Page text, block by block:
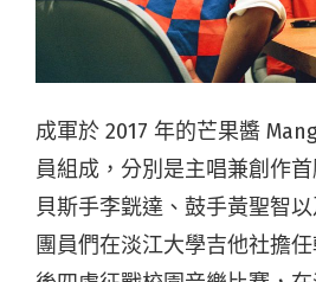
成軍於 2017 年的芒果醬
員組成，分別是主唱兼創作
貝斯手李皝達、鼓手黃聖智
團員們在淡江大學吉他社擔